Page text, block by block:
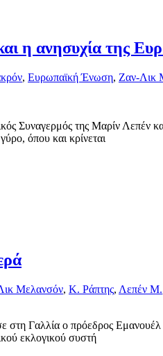
η ανησυχία της
, Ευρωπαϊκή Ένωση, Ζαν-Λικ
Συναγερμός της Μαρίν Λεπέν
όπου και κρίνεται
Μελανσόν, Κ. Ράπτης, Λεπέν Μ.
Γαλλία ο πρόεδρος Εμανουέλ
εκλογικού συστή